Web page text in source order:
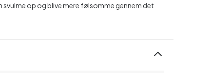
op og blive mere følsomme gennem det